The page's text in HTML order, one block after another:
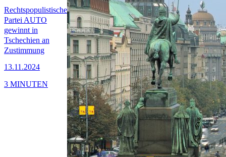
Rechtspopulistische
Partei AUTO
gewinnt in
Tschechien an
Zustimmung
13.11.2024
3 MINUTEN